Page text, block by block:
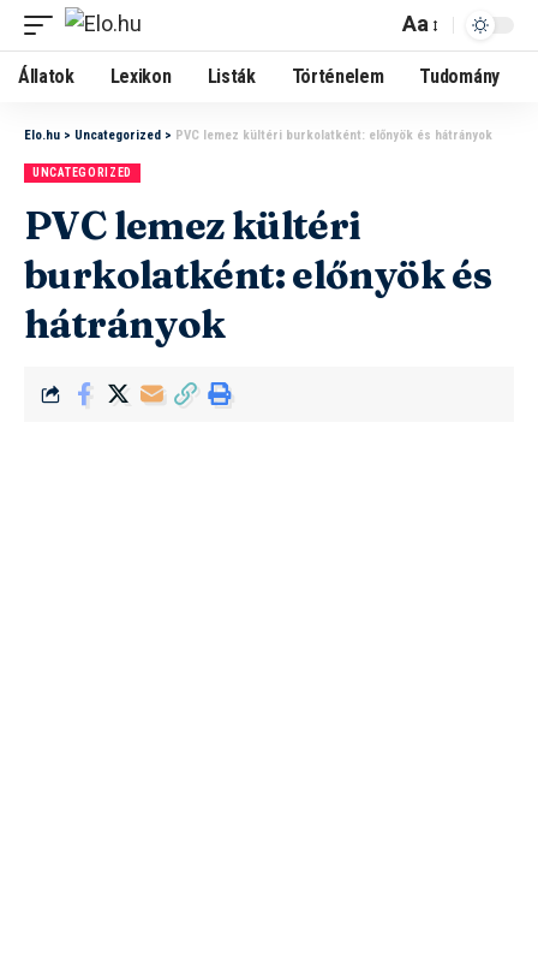
Aa
Állatok Lexikon Listák Történelem Tudomány
Elo.hu > Uncategorized > PVC lemez kültéri burkolatként: előnyök és hátrányok
UNCATEGORIZED
PVC lemez kültéri
burkolatként: előnyök és
hátrányok